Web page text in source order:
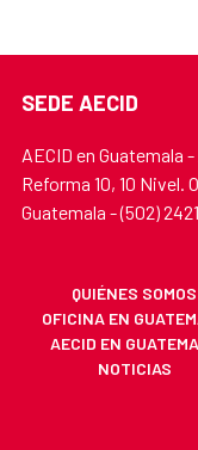
SEDE AECID
AECID en Guatemala
Reforma 10, 10 Nivel.
Guatemala - (502)
QUIÉNES SOMOS
OFICINA EN
AECID EN
NOTICIAS